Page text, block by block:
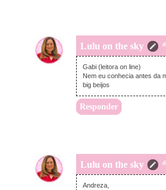
Lulu on the sky
Gabi (leitora on line)
Nem eu conhecia antes da
big beijos
Responder
Lulu on the sky
Andreza,